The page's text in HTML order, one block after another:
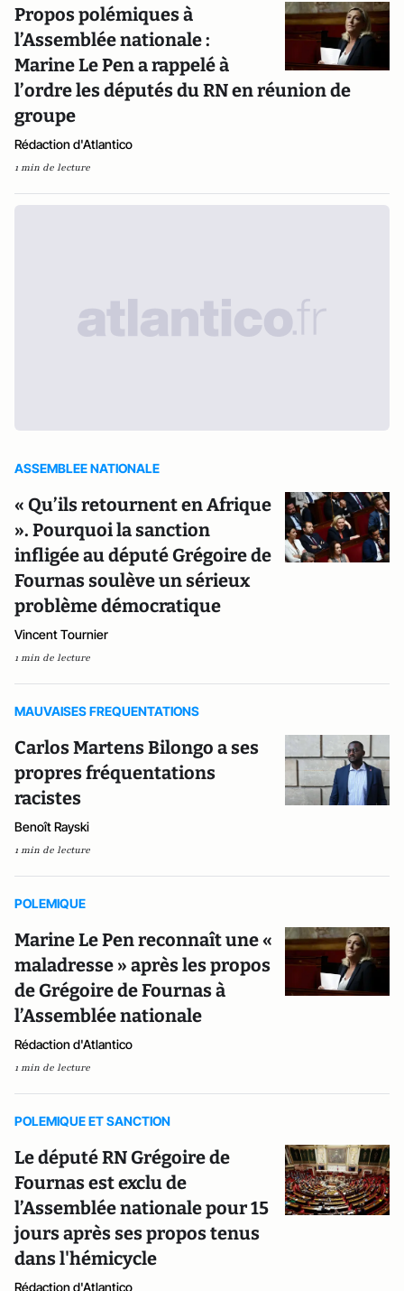
Propos polémiques à
l’Assemblée nationale :
Marine Le Pen a rappelé à
l’ordre les députés du RN en réunion de
groupe
Rédaction d'Atlantico
1 min de lecture
ASSEMBLEE NATIONALE
« Qu’ils retournent en Afrique
». Pourquoi la sanction
infligée au député Grégoire de
Fournas soulève un sérieux
problème démocratique
Vincent Tournier
1 min de lecture
MAUVAISES FREQUENTATIONS
Carlos Martens Bilongo a ses
propres fréquentations
racistes
Benoît Rayski
1 min de lecture
POLEMIQUE
Marine Le Pen reconnaît une «
maladresse » après les propos
de Grégoire de Fournas à
l’Assemblée nationale
Rédaction d'Atlantico
1 min de lecture
POLEMIQUE ET SANCTION
Le député RN Grégoire de
Fournas est exclu de
l’Assemblée nationale pour 15
jours après ses propos tenus
dans l'hémicycle
Rédaction d'Atlantico